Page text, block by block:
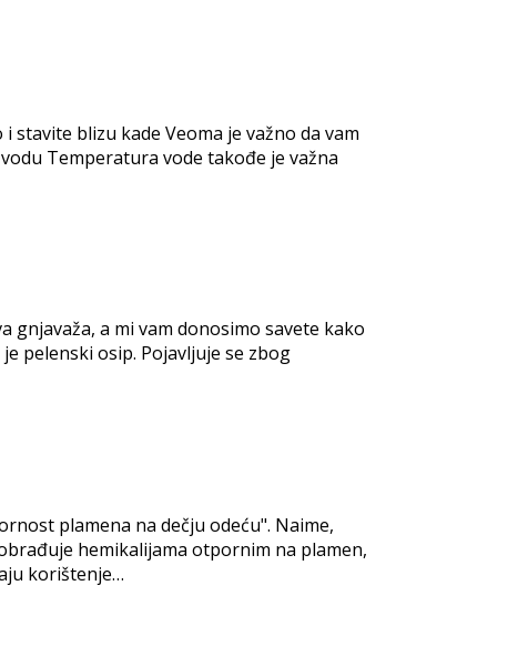
stavite blizu kade Veoma je važno da vam
Temperatura vode takođe je važna
gnjavaža, a mi vam donosimo savete kako
pelenski osip. Pojavljuje se zbog
plamena na dečju odeću". Naime,
hemikalijama otpornim na plamen,
korištenje…